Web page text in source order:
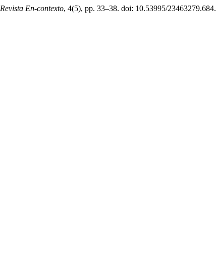
Revista En-contexto, 4(5), pp. 33–38. doi: 10.53995/23463279.684.